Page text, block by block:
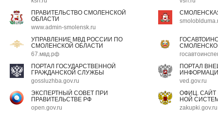
ПРАВИТЕЛЬСТВО СМОЛЕНСКОЙ
ОБЛАСТИ
www.admin-smolensk.ru
УПРАВЛЕНИЕ МВД РОССИИ ПО
СМОЛЕНСКОЙ ОБЛАСТИ
67.мвд.рф
ПОРТАЛ ГОСУДАРСТВЕННОЙ
ГРАЖДАНСКОЙ СЛУЖБЫ
gossluzhba.gov.ru
ПОРТАЛ
ved.gov.ru
ЭКСПЕРТНЫЙ СОВЕТ ПРИ
ПРАВИТЕЛЬСТВЕ РФ
open.gov.ru
ОФИЦ.
НОЙ
zakupki.gov.ru